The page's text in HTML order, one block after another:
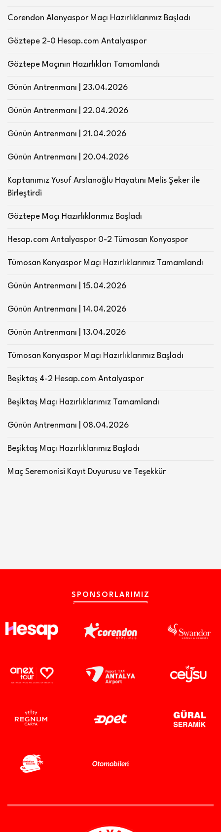
Corendon Alanyaspor Maçı Hazırlıklarımız Başladı
Göztepe 2-0 Hesap.com Antalyaspor
Göztepe Maçının Hazırlıkları Tamamlandı
Günün Antrenmanı | 23.04.2026
Günün Antrenmanı | 22.04.2026
Günün Antrenmanı | 21.04.2026
Günün Antrenmanı | 20.04.2026
Kaptanımız Yusuf Arslanoğlu Hayatını Melis Şeker ile
Birleştirdi
Göztepe Maçı Hazırlıklarımız Başladı
Hesap.com Antalyaspor 0-2 Tümosan Konyaspor
Tümosan Konyaspor Maçı Hazırlıklarımız Tamamlandı
Günün Antrenmanı | 15.04.2026
Günün Antrenmanı | 14.04.2026
Günün Antrenmanı | 13.04.2026
Tümosan Konyaspor Maçı Hazırlıklarımız Başladı
Beşiktaş 4-2 Hesap.com Antalyaspor
Beşiktaş Maçı Hazırlıklarımız Tamamlandı
Günün Antrenmanı | 08.04.2026
Beşiktaş Maçı Hazırlıklarımız Başladı
Maç Seremonisi Kayıt Duyurusu ve Teşekkür
SPONSORLARIMIZ